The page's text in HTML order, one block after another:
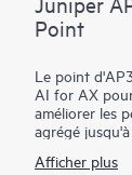
Point
Le point
AI for AX
améliorer les
agrégé
Afficher plus